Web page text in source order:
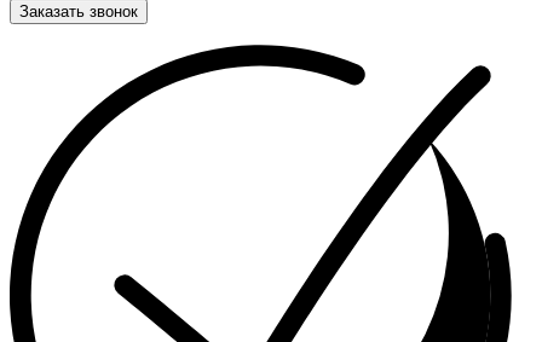
Заказать звонок